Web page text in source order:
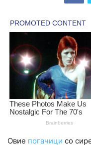
Овие погачици со